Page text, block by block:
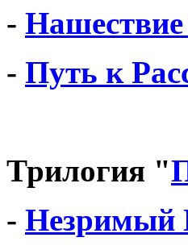
-
- Путь к
Трилогия "
- Незримый